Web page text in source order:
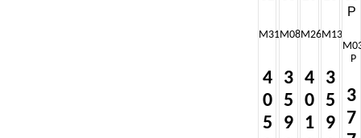
М31
4
0
5
М08
3
5
9
М26
4
0
1
М13
3
5
9
Р
3
7